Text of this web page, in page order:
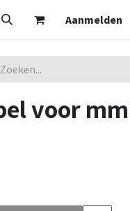
Vacatures Helpdesk
Aanmelden
voor